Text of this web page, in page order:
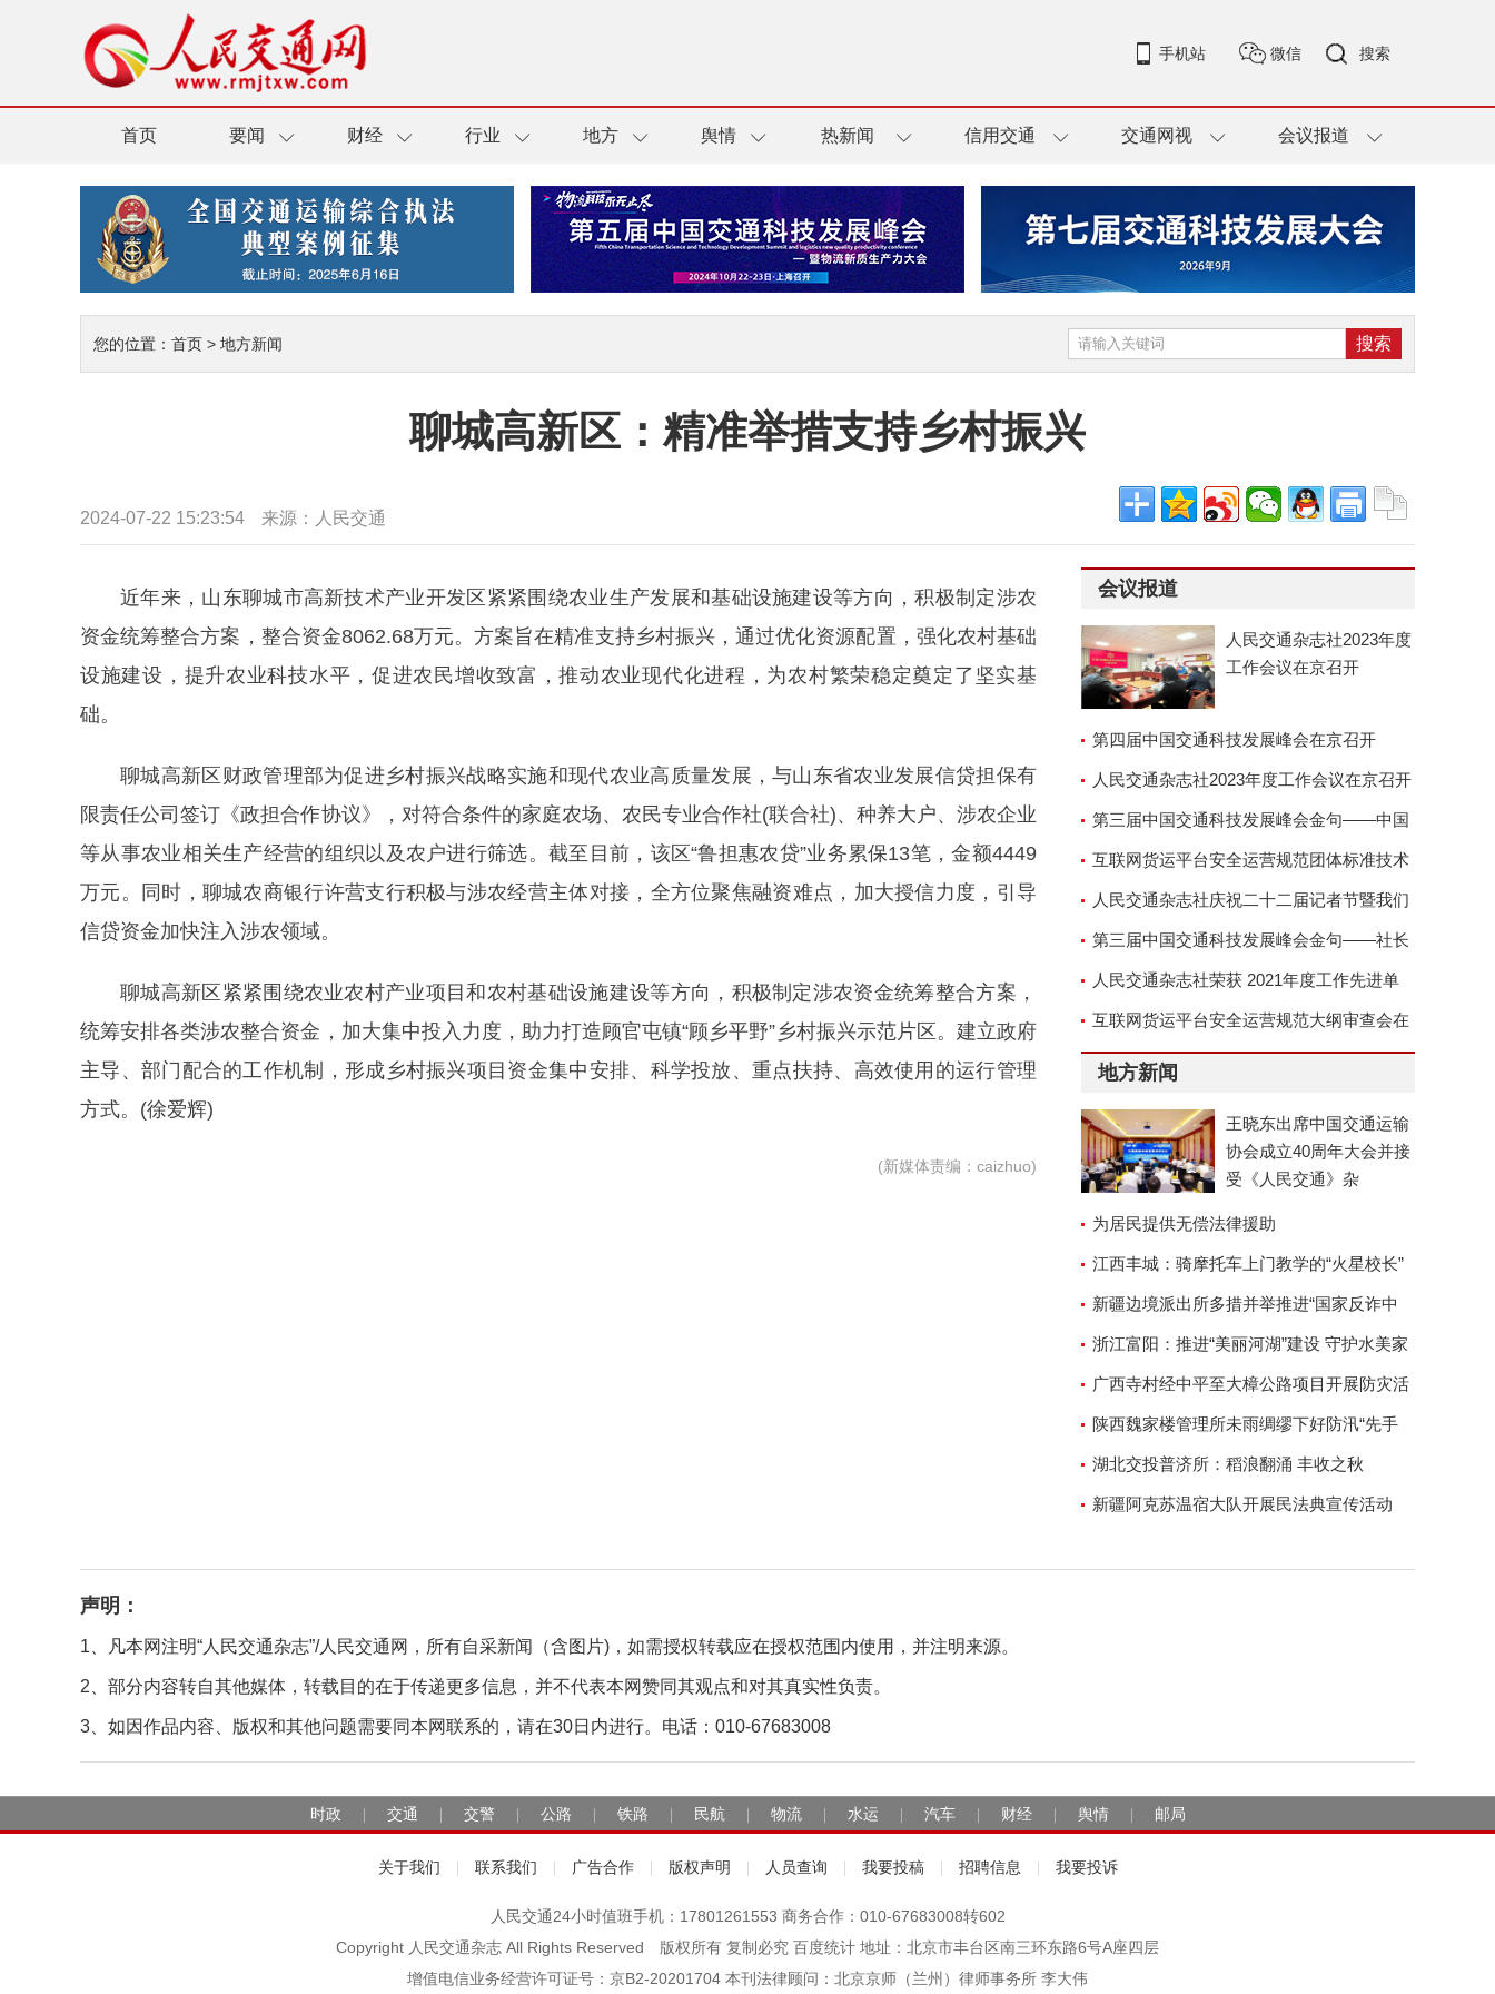
手机站 微信 搜索
首页 要闻 财经 行业 地方 舆情 热新闻 信用交通 交通网视 会议报道
您的位置： 首页 > 地方新闻
聊城高新区：精准举措支持乡村振兴
2024-07-22 15:23:54 来源： 人民交通
近年来，山东聊城市高新技术产业开发区紧紧围绕农业生产发展和基础设施建设等方向，积极制定涉农
资金统筹整合方案，整合资金8062.68万元。方案旨在精准支持乡村振兴，通过优化资源配置，强化农村基础
设施建设，提升农业科技水平，促进农民增收致富，推动农业现代化进程，为农村繁荣稳定奠定了坚实基
础。
聊城高新区财政管理部为促进乡村振兴战略实施和现代农业高质量发展，与山东省农业发展信贷担保有
限责任公司签订《政担合作协议》，对符合条件的家庭农场、农民专业合作社(联合社)、种养大户、涉农企业
等从事农业相关生产经营的组织以及农户进行筛选。截至目前，该区“鲁担惠农贷”业务累保13笔，金额4449
万元。同时，聊城农商银行许营支行积极与涉农经营主体对接，全方位聚焦融资难点，加大授信力度，引导
信贷资金加快注入涉农领域。
聊城高新区紧紧围绕农业农村产业项目和农村基础设施建设等方向，积极制定涉农资金统筹整合方案，
统筹安排各类涉农整合资金，加大集中投入力度，助力打造顾官屯镇“顾乡平野”乡村振兴示范片区。建立政府
主导、部门配合的工作机制，形成乡村振兴项目资金集中安排、科学投放、重点扶持、高效使用的运行管理
方式。(徐爱辉)
(新媒体责编：caizhuo)
会议报道
人民交通杂志社2023年度
工作会议在京召开
第四届中国交通科技发展峰会在京召开
人民交通杂志社2023年度工作会议在京召开
第三届中国交通科技发展峰会金句——中国
交通运输协会副会长兼秘
互联网货运平台安全运营规范团体标准技术
审查会顺利召开
人民交通杂志社庆祝二十二届记者节暨我们
的故事演讲座谈会
第三届中国交通科技发展峰会金句——社长
郑德岭
人民交通杂志社荣获 2021年度工作先进单
位称号
互联网货运平台安全运营规范大纲审查会在
京召开
地方新闻
王晓东出席中国交通运输
协会成立40周年大会并接
受《人民交通》杂
为居民提供无偿法律援助
江西丰城：骑摩托车上门教学的“火星校长”
新疆边境派出所多措并举推进“国家反诈中
心”APP安装工作
浙江富阳：推进“美丽河湖”建设 守护水美家
园广西寺村经中平至大樟公路项目开展防灾活
动陕西魏家楼管理所未雨绸缪下好防汛“先手
棋”湖北交投普济所：稻浪翻涌 丰收之秋
新疆阿克苏温宿大队开展民法典宣传活动
声明：
1、凡本网注明“人民交通杂志”/人民交通网，所有自采新闻（含图片)，如需授权转载应在授权范围内使用，并注明来源。
2、部分内容转自其他媒体，转载目的在于传递更多信息，并不代表本网赞同其观点和对其真实性负责。
3、如因作品内容、版权和其他问题需要同本网联系的，请在30日内进行。电话：010-67683008
时政 交通 交警 公路 铁路 民航 物流 水运 汽车 财经 舆情 邮局
关于我们 联系我们 广告合作 版权声明 人员查询 我要投稿 招聘信息 我要投诉
人民交通24小时值班手机：17801261553 商务合作：010-67683008转602
Copyright 人民交通杂志 All Rights Reserved 版权所有 复制必究 百度统计 地址：北京市丰台区南三环东路6号A座四层
增值电信业务经营许可证号：京B2-20201704 本刊法律顾问：北京京师（兰州）律师事务所 李大伟